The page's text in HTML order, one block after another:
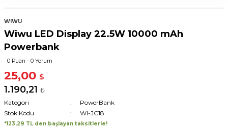
WIWU
Wiwu LED Display 22.5W 10000 mAh
Powerbank
0 Puan - 0 Yorum
25,00 $
1.190,21 ₺
Kategori
PowerBank
Stok Kodu
WI-JC18
*123,29 TL den başlayan taksitlerle!